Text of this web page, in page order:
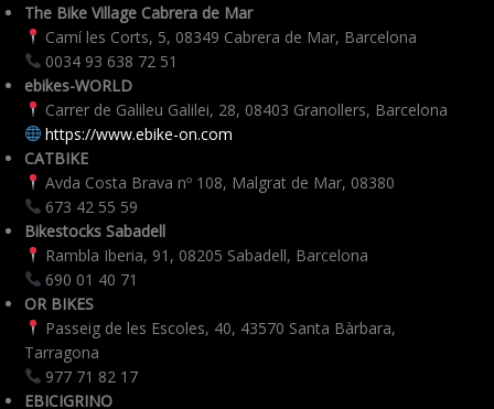
The Bike Village Cabrera de Mar
Camí les Corts, 5, 08349 Cabrera de Mar, Barcelona
0034 93 638 72 51
ebikes-WORLD
Carrer de Galileu Galilei, 28, 08403 Granollers, Barcelona
https://www.ebike-on.com
CATBIKE
Avda Costa Brava nº 108, Malgrat de Mar, 08380
673 42 55 59
Bikestocks Sabadell
Rambla Iberia, 91, 08205 Sabadell, Barcelona
690 01 40 71
OR BIKES
Passeig de les Escoles, 40, 43570 Santa Bàrbara,
Tarragona
977 71 82 17
EBICIGRINO